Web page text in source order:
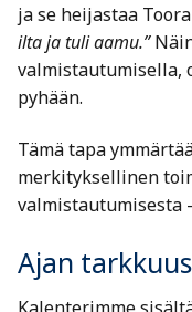
ja se heijastaa
ilta ja tuli aamu.”
valmistautumisella,
pyhään.
Tämä tapa
merkityksellinen
valmistautumisesta
Ajan